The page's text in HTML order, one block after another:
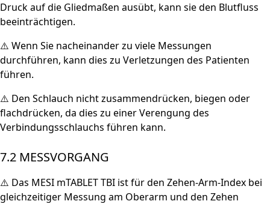
Druck auf die Gliedmaßen ausübt, kann sie den Blutfluss
beeinträchtigen.
⚠️ Wenn Sie nacheinander zu viele Messungen
durchführen, kann dies zu Verletzungen des Patienten
führen.
⚠️ Den Schlauch nicht zusammendrücken, biegen oder
flachdrücken, da dies zu einer Verengung des
Verbindungsschlauchs führen kann.
7.2 MESSVORGANG
⚠️ Das MESI mTABLET TBI ist für den Zehen-Arm-Index bei
gleichzeitiger Messung am Oberarm und den Zehen